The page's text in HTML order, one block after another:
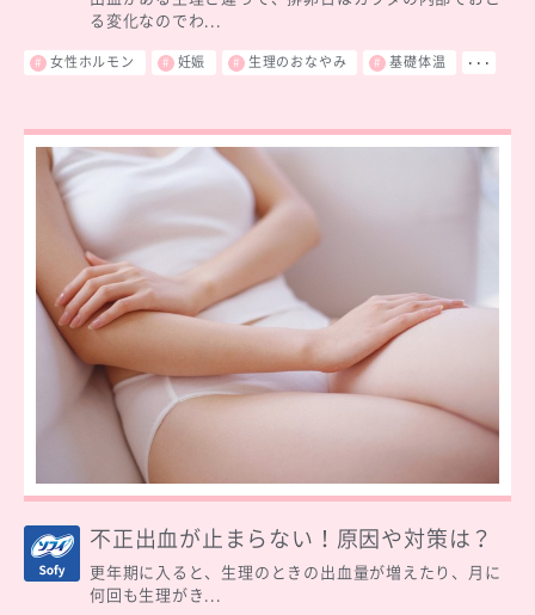
る変化なのでわ...
女性ホルモン 妊娠 生理のおなやみ 基礎体温 ･･･
不正出血が止まらない！原因や対策は？
更年期に入ると、生理のときの出血量が増えたり、月に
何回も生理がき...